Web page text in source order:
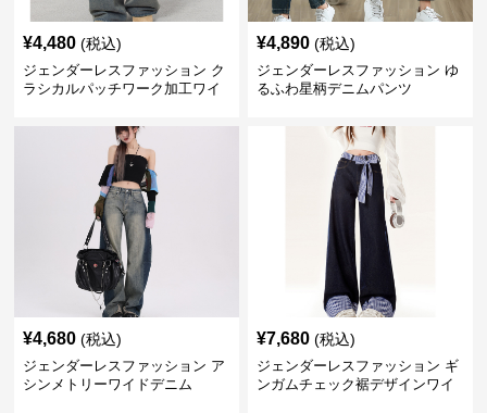
¥4,480 (税込)
ジェンダーレスファッション ク
ラシカルパッチワーク加工ワイ
¥4,890 (税込)
ジェンダーレスファッション ゆ
るふわ星柄デニムパンツ
¥4,680 (税込)
ジェンダーレスファッション ア
シンメトリーワイドデニム
¥7,680 (税込)
ジェンダーレスファッション ギ
ンガムチェック裾デザインワイ